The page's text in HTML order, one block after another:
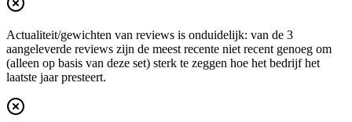
Actualiteit/gewichten van reviews is onduidelijk: van de 3
aangeleverde reviews zijn de meest recente niet recent genoeg om
(alleen op basis van deze set) sterk te zeggen hoe het bedrijf het
laatste jaar presteert.